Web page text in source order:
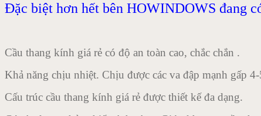
Đặc biệt hơn hết bên HOWINDOWS đang
Cầu thang kính giá rẻ có độ an toàn cao, chắc chắn .
Khả năng chịu nhiệt. Chịu được các va đập mạnh gấp
Cấu trúc cầu thang kính giá rẻ được thiết kế đa dạng.